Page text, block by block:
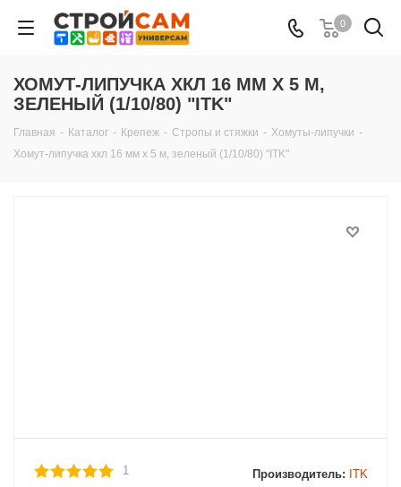
0
ХОМУТ-ЛИПУЧКА ХКЛ 16 ММ Х 5 М,
ЗЕЛЕНЫЙ (1/10/80) "ITK"
Главная - Каталог - Крепеж - Стропы и стяжки - Хомуты-липучки -
Хомут-липучка хкл 16 мм х 5 м, зеленый (1/10/80) "ITK"
1 Производитель: ITK